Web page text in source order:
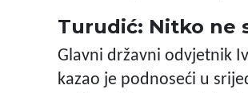
Turudić: Nitko ne
Glavni državni odvjetnik
kazao je podnoseći u